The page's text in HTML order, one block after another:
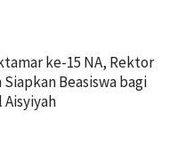
ke-15 NA, Rektor
Beasiswa bagi